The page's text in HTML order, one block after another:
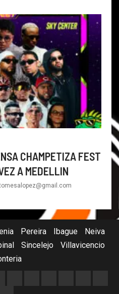
CHAMPETIZA FEST
A MEDELLIN
Pereira Ibague
Neiva
Sincelejo
Villavicencio